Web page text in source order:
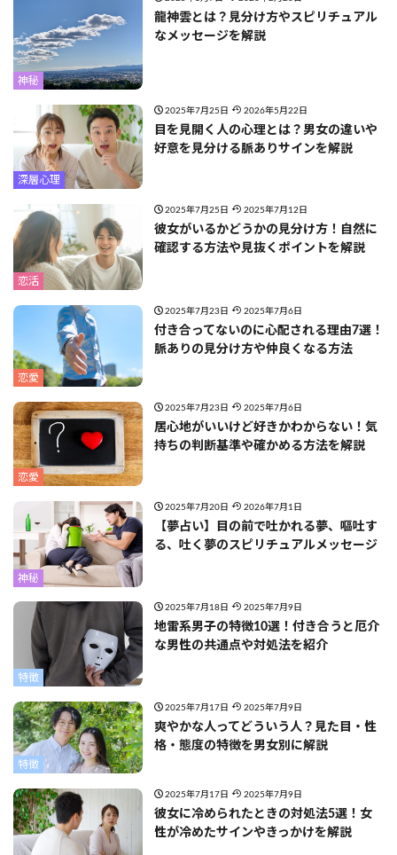
神秘
龍神雲とは？見分け方やスピリチュアル
なメッセージを解説
深層心理
2025年7月25日 2026年5月22日
目を見開く人の心理とは？男女の違いや
好意を見分ける脈ありサインを解説
恋活
2025年7月25日 2025年7月12日
彼女がいるかどうかの見分け方！自然に
確認する方法や見抜くポイントを解説
恋愛
2025年7月23日 2025年7月6日
付き合ってないのに心配される理由7選！
脈ありの見分け方や仲良くなる方法
恋愛
2025年7月23日 2025年7月6日
居心地がいいけど好きかわからない！気
持ちの判断基準や確かめる方法を解説
神秘
2025年7月20日 2026年7月1日
【夢占い】目の前で吐かれる夢、嘔吐す
る、吐く夢のスピリチュアルメッセージ
特徴
2025年7月18日 2025年7月9日
地雷系男子の特徴10選！付き合うと厄介
な男性の共通点や対処法を紹介
特徴
2025年7月17日 2025年7月9日
爽やかな人ってどういう人？見た目・性
格・態度の特徴を男女別に解説
2025年7月17日 2025年7月9日
彼女に冷められたときの対処法5選！女
性が冷めたサインやきっかけを解説